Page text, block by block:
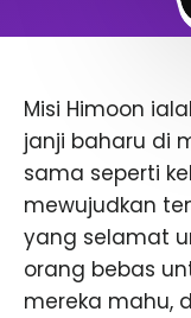
Misi Himoon
janji baharu di
sama seperti
mewujudkan
yang selamat
orang bebas
mereka mahu,